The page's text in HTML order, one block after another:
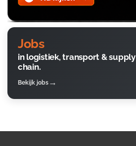
Jobs
in logistiek, transport & supply
chain.
Bekijk jobs